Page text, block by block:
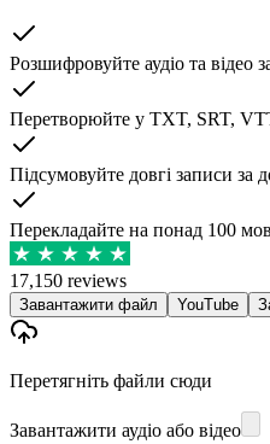
Розшифровуйте аудіо та відео
Перетворюйте у TXT, SRT,
Підсумовуйте довгі записи
Перекладайте на понад 100 мов
17,150 reviews
Завантажити файл YouTube
Перетягніть файли сюди
Завантажити аудіо або відео